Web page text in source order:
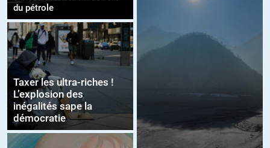
du pétrole
Taxer les ultra-riches !
L’explosion des
inégalités sape la
démocratie